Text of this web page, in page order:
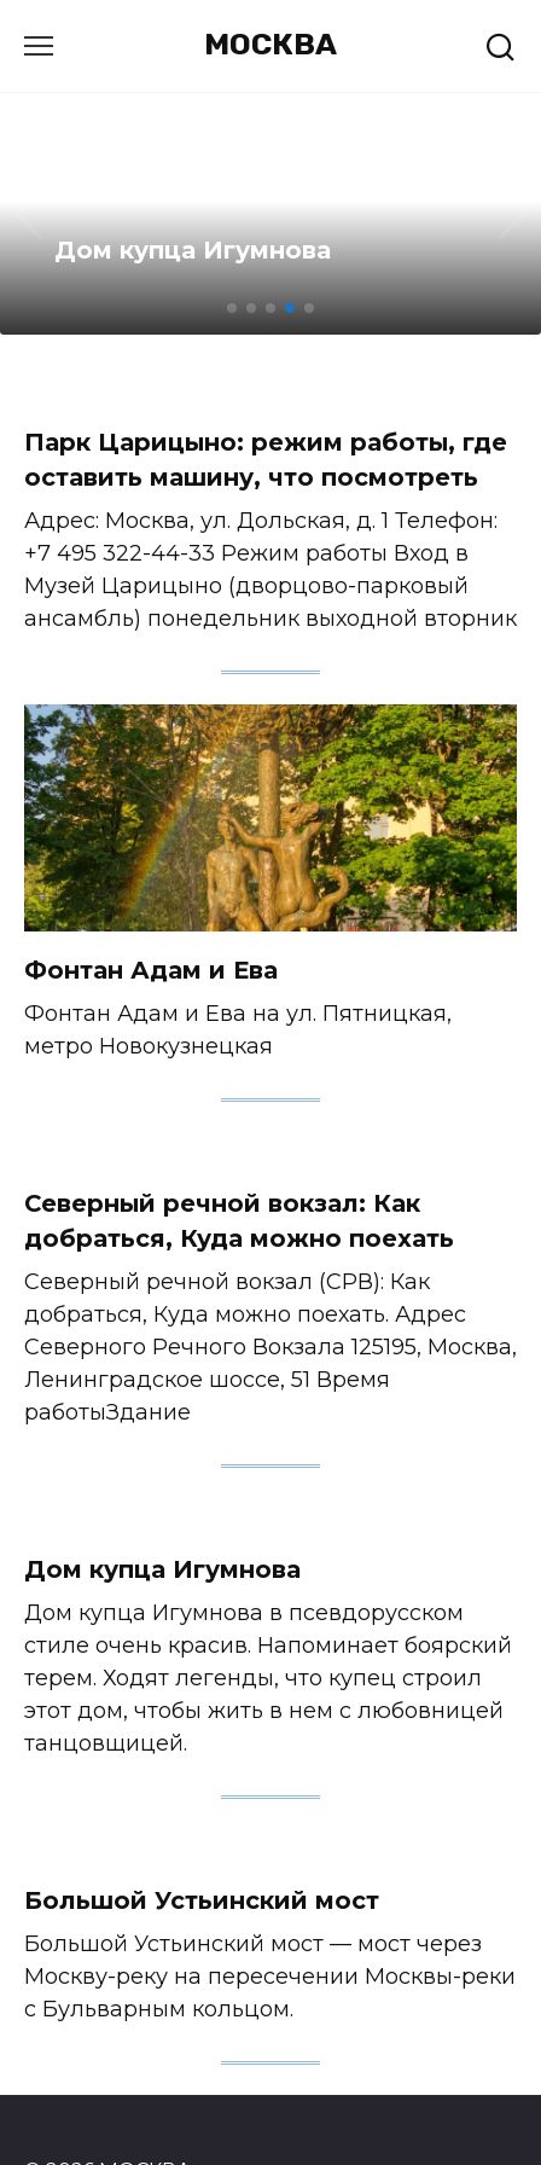
МОСКВА
Дом купца Игумнова
Парк Царицыно: режим работы, где
оставить машину, что посмотреть
Адрес: Москва, ул. Дольская, д. 1 Телефон:
+7 495 322-44-33 Режим работы Вход в
Музей Царицыно (дворцово-парковый
ансамбль) понедельник выходной вторник
Фонтан Адам и Ева
Фонтан Адам и Ева на ул. Пятницкая,
метро Новокузнецкая
Северный речной вокзал: Как
добраться, Куда можно поехать
Северный речной вокзал (СРВ): Как
добраться, Куда можно поехать. Адрес
Северного Речного Вокзала 125195, Москва,
Ленинградское шоссе, 51 Время
работыЗдание
Дом купца Игумнова
Дом купца Игумнова в псевдорусском
стиле очень красив. Напоминает боярский
терем. Ходят легенды, что купец строил
этот дом, чтобы жить в нем с любовницей
танцовщицей.
Большой Устьинский мост
Большой Устьинский мост — мост через
Москву-реку на пересечении Москвы-реки
с Бульварным кольцом.